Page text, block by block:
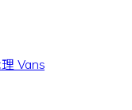
Vans